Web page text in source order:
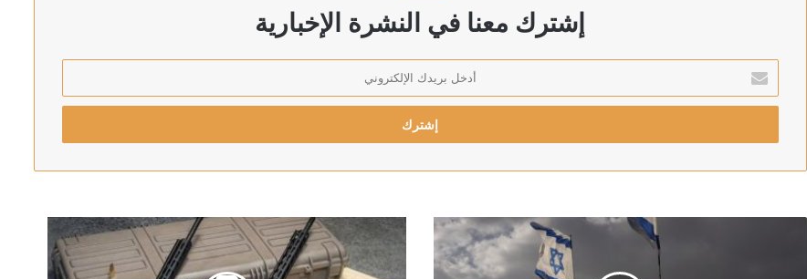
نتنياهو يوجه سلاح الجو للرد على “خرق” حزب الله لوقف إطلاق النار
“رويترز”: الحوثيون يدرسون فرض رسوم على جميع السفن العابرة لمضيق المندب باستثناء سفن دولة واحدة
إشترك معنا في النشرة الإخبارية
بريدك
الإلكتروني